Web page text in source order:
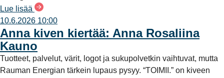
Lue lisää
10.6.2026 10:00
Anna kiven kiertää: Anna Rosaliina
Kauno
Tuotteet, palvelut, värit, logot ja sukupolvetkin vaihtuvat, mutta
Rauman Energian tärkein lupaus pysyy. “TOIMII.” on kiveen